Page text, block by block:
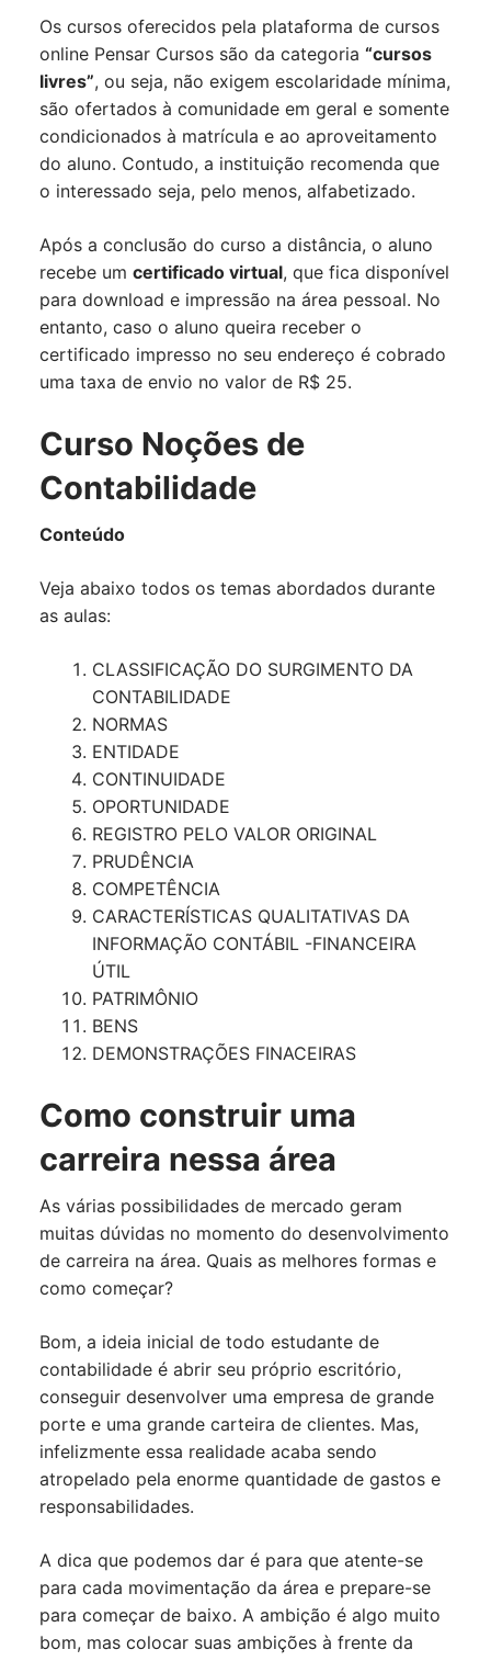
Os cursos oferecidos pela plataforma de cursos
online Pensar Cursos são da categoria “cursos
livres”, ou seja, não exigem escolaridade mínima,
são ofertados à comunidade em geral e somente
condicionados à matrícula e ao aproveitamento
do aluno. Contudo, a instituição recomenda que
o interessado seja, pelo menos, alfabetizado.
Após a conclusão do curso a distância, o aluno
recebe um certificado virtual, que fica disponível
para download e impressão na área pessoal. No
entanto, caso o aluno queira receber o
certificado impresso no seu endereço é cobrado
uma taxa de envio no valor de R$ 25.
Curso Noções de
Contabilidade
Conteúdo
Veja abaixo todos os temas abordados durante
as aulas:
CLASSIFICAÇÃO DO SURGIMENTO DA
CONTABILIDADE
NORMAS
ENTIDADE
CONTINUIDADE
OPORTUNIDADE
REGISTRO PELO VALOR ORIGINAL
PRUDÊNCIA
COMPETÊNCIA
CARACTERÍSTICAS QUALITATIVAS DA
INFORMAÇÃO CONTÁBIL -FINANCEIRA
ÚTIL
PATRIMÔNIO
BENS
DEMONSTRAÇÕES FINACEIRAS
Como construir uma
carreira nessa área
As várias possibilidades de mercado geram
muitas dúvidas no momento do desenvolvimento
de carreira na área. Quais as melhores formas e
como começar?
Bom, a ideia inicial de todo estudante de
contabilidade é abrir seu próprio escritório,
conseguir desenvolver uma empresa de grande
porte e uma grande carteira de clientes. Mas,
infelizmente essa realidade acaba sendo
atropelado pela enorme quantidade de gastos e
responsabilidades.
A dica que podemos dar é para que atente-se
para cada movimentação da área e prepare-se
para começar de baixo. A ambição é algo muito
bom, mas colocar suas ambições à frente da